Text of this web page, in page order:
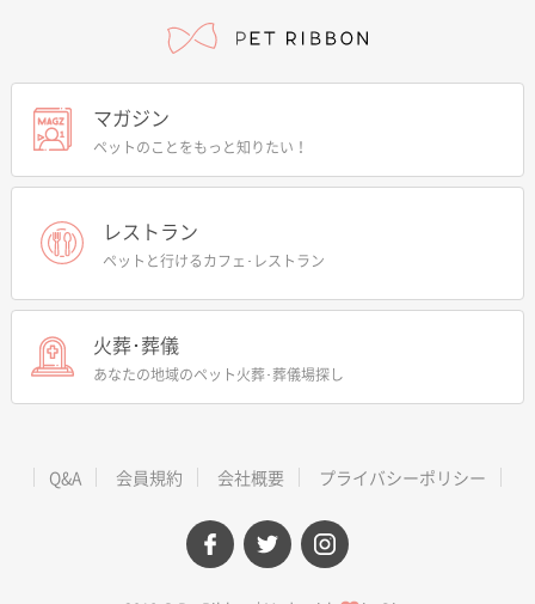
マガジン
ペットのことをもっと知りたい！
レストラン
ペットと行けるカフェ･レストラン
火葬･葬儀
あなたの地域のペット火葬･葬儀場探し
Q&A 会員規約 会社概要 プライバシーポリシー
facebooktwitterinstagram